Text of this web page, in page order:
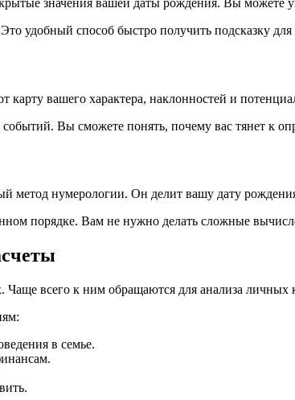
удобный способ быстро получить подсказку для
вашего характера, наклонностей и
Вы сможете понять, почему вас тянет к
нумерологии. Он делит вашу дату
порядке. Вам не нужно делать сложные
Чаще всего к ним обращаются для анализа личных
в семье.